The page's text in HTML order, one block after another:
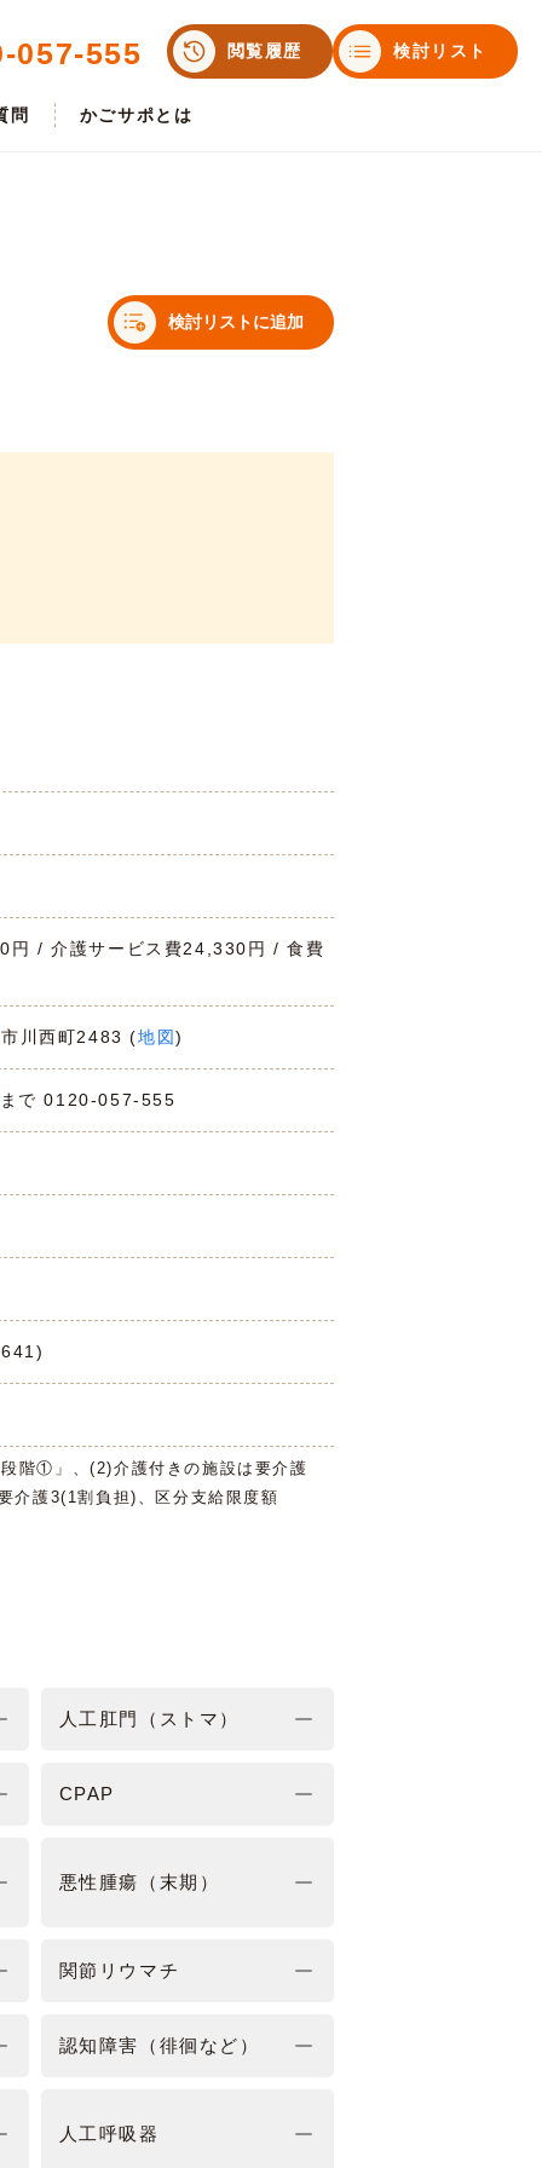
057-555 閲覧履歴 検討リスト
問 かごサポとは
検討リストに追加
/ 介護サービス費24,330円 / 食費
川西町2483 (地図)
まで 0120-057-555
階①」、(2)介護付きの施設は要介護
介護3(1割負担)、区分支給限度額
人工肛門（ストマ）
CPAP
悪性腫瘍（末期）
関節リウマチ
認知障害（徘徊など）
人工呼吸器